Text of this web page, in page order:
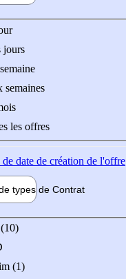
de l'offre
jours
semaines
les offres
date de création de l'offre
types de Contrat
(1)